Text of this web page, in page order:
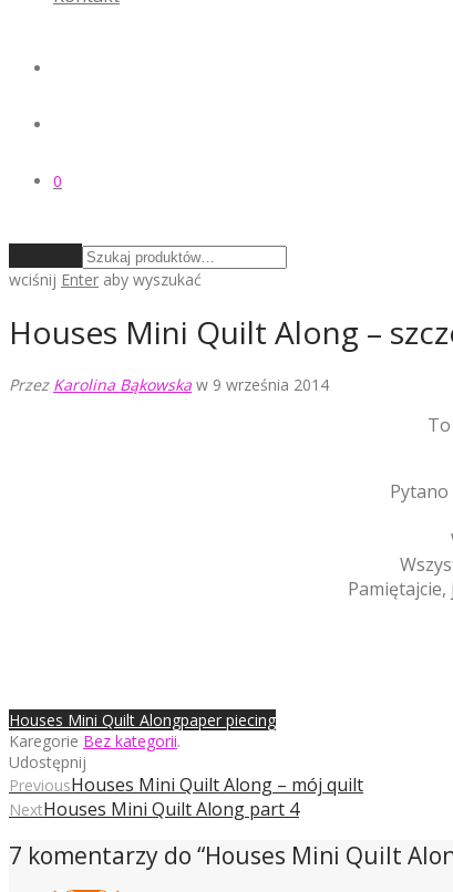
0
wciśnij Enter aby wyszukać
Houses Mini Quilt Along –
Przez Karolina Bąkowska w 9 września 2014
Houses Mini Quilt Alongpaper piecing
Karegorie Bez kategorii.
Udostępnij
PreviousHouses Mini Quilt Along – mój quilt
NextHouses Mini Quilt Along part 4
7 komentarzy do “Houses Mini Quilt